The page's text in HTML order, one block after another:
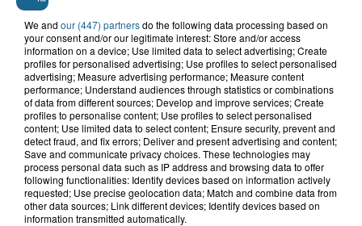
6 août 2026
Blendecques : le jeune garçon de 12
ans qui s'était noyé est...
6 août 2026
Risque incendie dans le Nord : ce que
vous ne pouvez plus faire
We and our (447) partnersdo the following data processing based on
your consent and/or our legitimate interest: Store and/or access
information on a device; Use limited data to select advertising; Create
profiles for personalised advertising; Use profiles to select personalised
advertising; Measure advertising performance; Measure content
performance; Understand audiences through statistics or combinations
of data from different sources; Develop and improve services; Create
profiles to personalise content; Use profiles to select personalised
content; Use limited data to select content; Ensure security, prevent and
detect fraud, and fix errors; Deliver and present advertising and content;
Save and communicate privacy choices. These technologies may
process personal data such as IP address and browsing data to offer
following functionalities: Identify devices based on information actively
requested; Use precise geolocation data; Match and combine data from
other data sources; Link different devices; Identify devices based on
information transmitted automatically.